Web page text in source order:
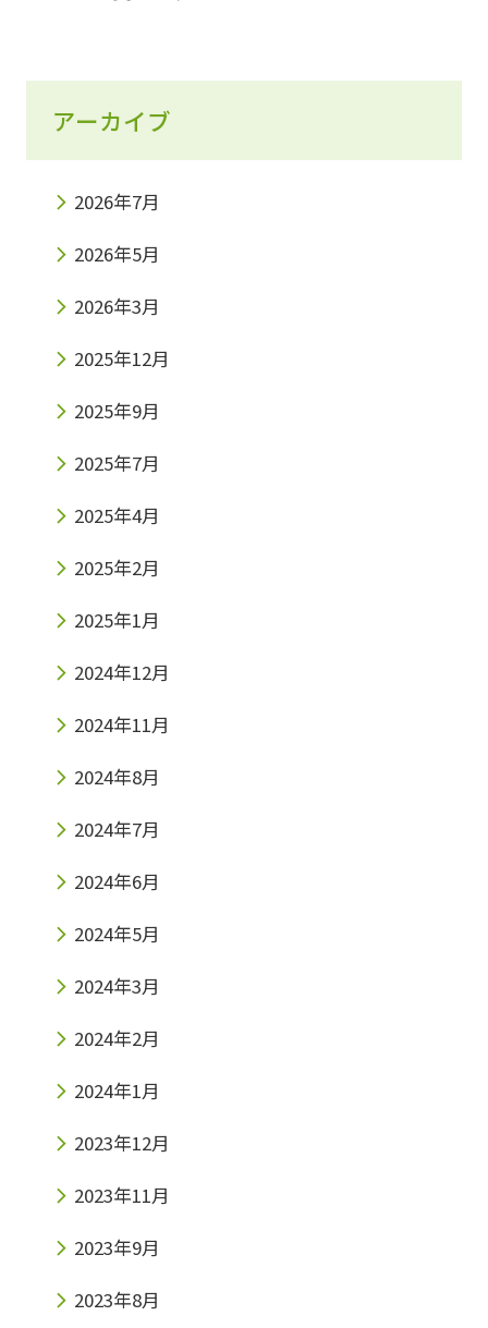
アーカイブ
2026年7月
2026年5月
2026年3月
2025年12月
2025年9月
2025年7月
2025年4月
2025年2月
2025年1月
2024年12月
2024年11月
2024年8月
2024年7月
2024年6月
2024年5月
2024年3月
2024年2月
2024年1月
2023年12月
2023年11月
2023年9月
2023年8月